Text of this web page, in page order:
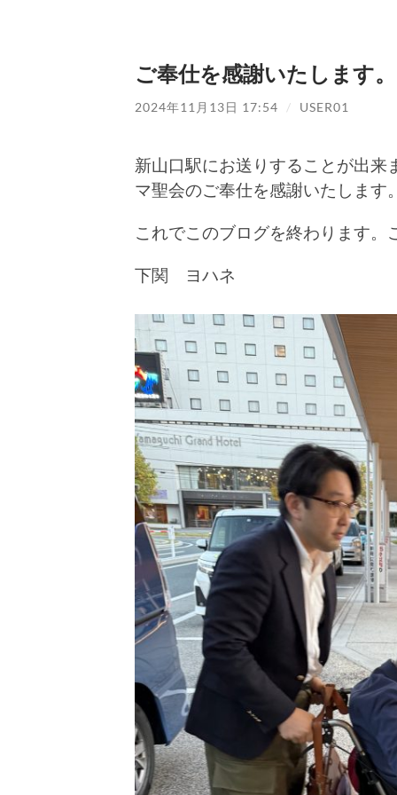
ご奉仕を感謝いたします。
2024年11月13日 17:54 / USER01
新山口駅にお送りすることが出
マ聖会のご奉仕を感謝いたしま
これでこのブログを終わります
下関 ヨハネ